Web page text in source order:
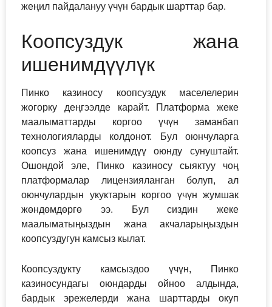
жеңил пайдалануу үчүн бардык шарттар бар.
Коопсуздук жана
ишенимдүүлүк
Пинко казиносу коопсуздук маселелерин
жогорку деңгээлде карайт. Платформа жеке
маалыматтарды коргоо үчүн заманбап
технологияларды колдонот. Бул оюнчуларга
коопсуз жана ишенимдүү оюнду сунуштайт.
Ошондой эле, Пинко казиносу сыяктуу чоң
платформалар лицензияланган болуп, ал
оюнчулардын укуктарын коргоо үчүн жумшак
жөндөмдөргө ээ. Бул сиздин жеке
маалыматыңыздын жана акчаларыңыздын
коопсуздугун камсыз кылат.
Коопсуздукту камсыздоо үчүн, Пинко
казиносундагы оюндарды ойноо алдында,
бардык эрежелерди жана шарттарды окуп